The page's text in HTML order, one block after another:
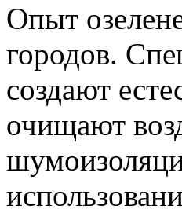
Опыт
городов.
создают
очищают